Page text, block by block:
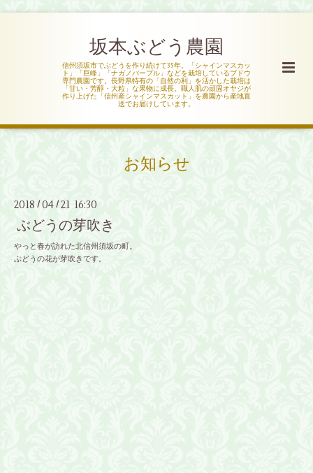
坂本ぶどう農園
信州須坂市でぶどうを作り続けて35年。「シャインマスカッ
ト」「巨峰」「ナガノパープル」などを栽培しているブドウ
専門農園です。長野県特有の「自然の利」を活かした栽培は
「甘い・芳醇・大粒」な果物に成長。職人肌の頑固オヤジが
作り上げた「信州産シャインマスカット」を農園から産地直
送でお届けしています。
お知らせ
2018 /04 /21 16:30
ぶどうの芽吹き
やっと春が訪れた北信州須坂の町。
ぶどうの花が芽吹きです。